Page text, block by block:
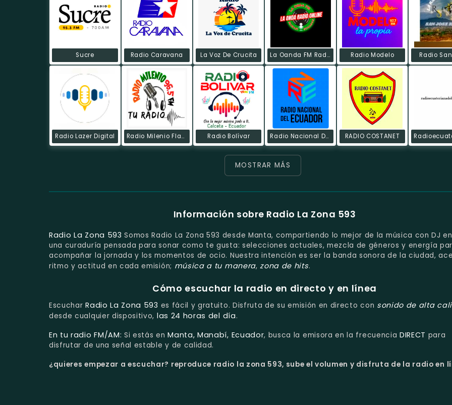
Sucre Radio Caravana La Voz De Crucita La Oanda FM Radio Online Radio Modelo Radio
Radio Lazer Digital Radio Milenio Flavio Radio Bolívar Radio Nacional Del Ecuador RADIO COSTANET
MOSTRAR MÁS
Información sobre Radio La Zona 593
Radio La Zona 593 Somos Radio La Zona 593 desde Manta, compartiendo lo mejor de la música con DJ
una curaduría pensada para sonar como te gusta: selecciones actuales, mezcla de géneros y energía
acompañar la jornada y los momentos de ocio. Nuestra intención es ser la banda sonora de la ciudad,
ritmo y actitud en cada emisión; música a tu manera,zona de hits.
Cómo escuchar la radio en directo y en línea
EscucharRadio La Zona 593 es fácil y gratuito. Disfruta de su emisión en directo con sonido de alta
desde cualquier dispositivo, las 24 horas del día.
En tu radio FM/AM: Si estás enManta, Manabí, Ecuador, busca la emisora en la frecuencia DIRECT para
disfrutar de una señal estable y de calidad.
¿quieres empezar a escuchar? reproduce radio la zona 593, sube el volumen y disfruta de la radio en